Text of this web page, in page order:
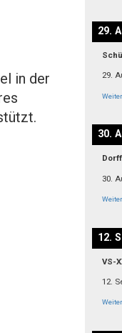
in der
29.
29.
30.
30.
12.
VS-
12.